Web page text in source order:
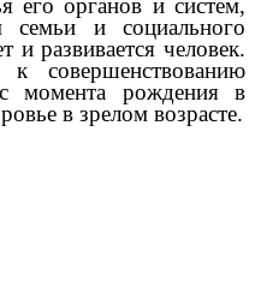
и социального
развивается человек.
совершенствованию
с момента рождения в
в зрелом возрасте.